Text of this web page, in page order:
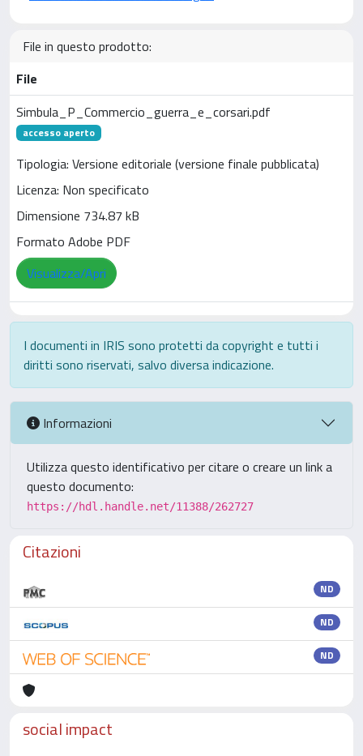
File in questo prodotto:
File
Simbula_P_Commercio_guerra_e_corsari.pdf
accesso aperto
Tipologia: Versione editoriale (versione finale pubblicata)
Licenza: Non specificato
Dimensione 734.87 kB
Formato Adobe PDF
Visualizza/Apri
I documenti in IRIS sono protetti da copyright e tutti i
diritti sono riservati, salvo diversa indicazione.
Informazioni
Utilizza questo identificativo per citare o creare un link a
questo documento:
https://hdl.handle.net/11388/262727
Citazioni
ND
ND
ND
social impact